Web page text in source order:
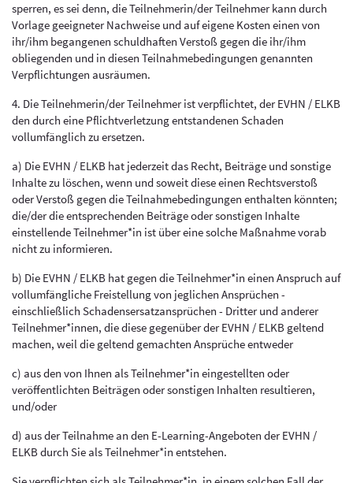
sperren, es sei denn, die Teilnehmerin/der Teilnehmer kann durch
Vorlage geeigneter Nachweise und auf eigene Kosten einen von
ihr/ihm begangenen schuldhaften Verstoß gegen die ihr/ihm
obliegenden und in diesen Teilnahmebedingungen genannten
Verpflichtungen ausräumen.
4. Die Teilnehmerin/der Teilnehmer ist verpflichtet, der EVHN / ELKB
den durch eine Pflichtverletzung entstandenen Schaden
vollumfänglich zu ersetzen.
a) Die EVHN / ELKB hat jederzeit das Recht, Beiträge und sonstige
Inhalte zu löschen, wenn und soweit diese einen Rechtsverstoß
oder Verstoß gegen die Teilnahmebedingungen enthalten könnten;
die/der die entsprechenden Beiträge oder sonstigen Inhalte
einstellende Teilnehmer*in ist über eine solche Maßnahme vorab
nicht zu informieren.
b) Die EVHN / ELKB hat gegen die Teilnehmer*in einen Anspruch auf
vollumfängliche Freistellung von jeglichen Ansprüchen -
einschließlich Schadensersatzansprüchen - Dritter und anderer
Teilnehmer*innen, die diese gegenüber der EVHN / ELKB geltend
machen, weil die geltend gemachten Ansprüche entweder
c) aus den von Ihnen als Teilnehmer*in eingestellten oder
veröffentlichten Beiträgen oder sonstigen Inhalten resultieren,
und/oder
d) aus der Teilnahme an den E-Learning-Angeboten der EVHN /
ELKB durch Sie als Teilnehmer*in entstehen.